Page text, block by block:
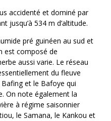
accidenté et dominé par
jusqu’à 534 m d’altitude.
pré guinéen au sud et
est composé de
aussi varie. Le réseau
du fleuve
et le Bafoye qui
On note également la
à régime saisonnier
le Samana, le Kankou et